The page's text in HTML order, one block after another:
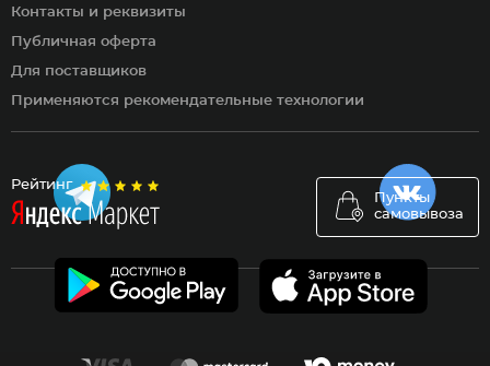
Рейтинг
Пункты
самовывоза
Контакты и реквизиты
Публичная оферта
Для поставщиков
Применяются рекомендательные технологии